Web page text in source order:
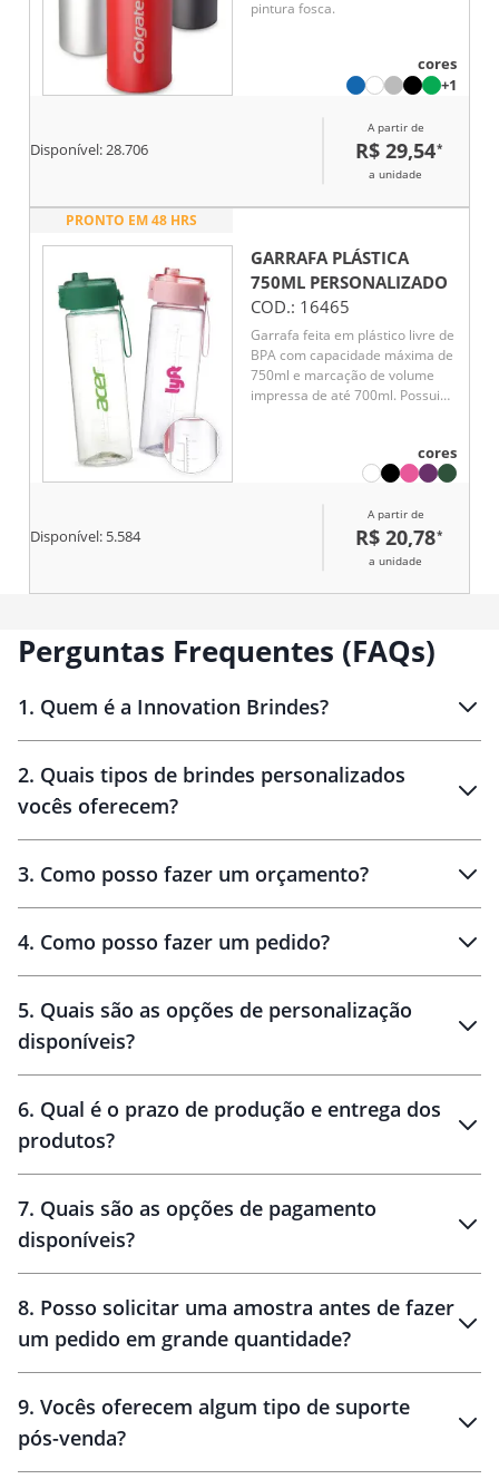
pintura fosca.
cores
+1
Disponível:28.706
A partir de
R$ 29,54*
a unidade
PRONTO EM 48 HRS
GARRAFA PLÁSTICA
750ML PERSONALIZADO
COD.: 16465
Garrafa feita em plástico livre de
BPA com capacidade máxima de
750ml e marcação de volume
impressa de até 700ml. Possui
acionamento e alça de mão em
cores
Disponível: 5.584
A partir de
R$ 20,78*
a unidade
Perguntas Frequentes (FAQs)
1. Quem é a Innovation Brindes?
Brindes personalizados
2. Quais tipos de brindes personalizados
vocês oferecem?
personalizados
3. Como posso fazer um orçamento?
brinde
personalização
4. Como posso fazer um pedido?
amostra virtual
5. Quais são as opções de personalização
disponíveis?
6. Qual é o prazo de produção e entrega dos
produtos?
10 dias
brinde
48 horas
7. Quais são as opções de pagamento
disponíveis?
8. Posso solicitar uma amostra antes de fazer
um pedido em grande quantidade?
9. Vocês oferecem algum tipo de suporte
pós-venda?